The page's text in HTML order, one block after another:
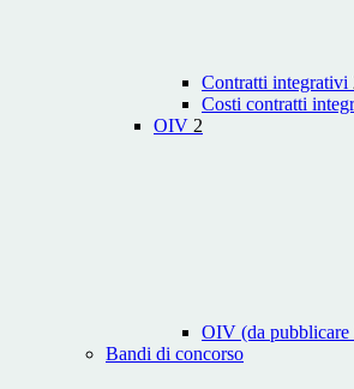
Contratti integrativi
Costi contratti
OIV 2
OIV (da pubblicare
Bandi di concorso